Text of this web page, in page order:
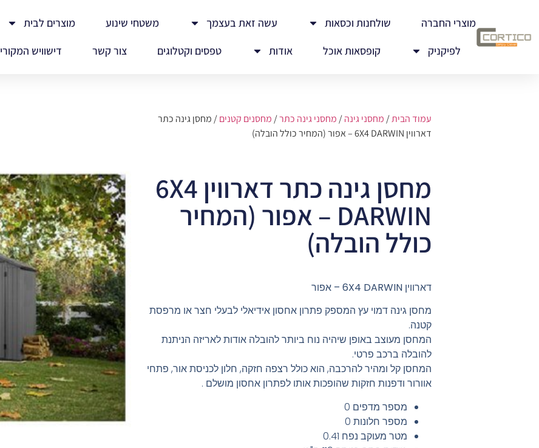
מוצרי החברה שולחנות וכסאות עשה זאת בעצמך משטחי שינוע מוצרים לבית
לפיקניק
קופסאות אוכל אודות טפסים וקטלוגים צור קשר דישוויש המקורי
עמוד הבית/ מחסני גינה/ מחסני גינה כתר/ מחסנים קטנים/ מחסן גינה כתר
דארווין 6X4 DARWIN – אפור (המחיר כולל הובלה)
מחסן גינה כתר דארווין 6X4
DARWIN – אפור (המחיר
כולל הובלה)
דארווין 6X4 DARWIN – אפור
מחסן גינה דמוי עץ המספק פתרון אחסון אידיאלי לבעלי חצר או מרפסת
קטנה.
המחסן מעוצב באופן שיהיה נוח ביותר להובלה אודות לאריזה הניתנת
להובלה ברכב פרטי.
המחסן קל ומהיר להרכבה, הוא כולל רצפה חזקה, חלון לכניסת אור, פתחי
אוורור ודפנות חזקות שהופכות אותו לפתרון אחסון מושלם .
מספר מדפים 0
מספר חלונות 0
מטר מעוקב נפח 0.41